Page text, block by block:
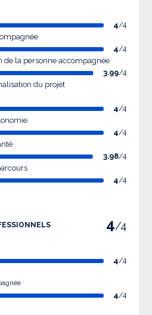
4/4
4/4
de la personne accompagnée
3.99/4
du projet
4/4
4/4
3.98/4
4/4
4/4
4/4
4/4